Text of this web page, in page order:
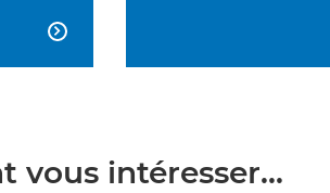

vous intéresser...